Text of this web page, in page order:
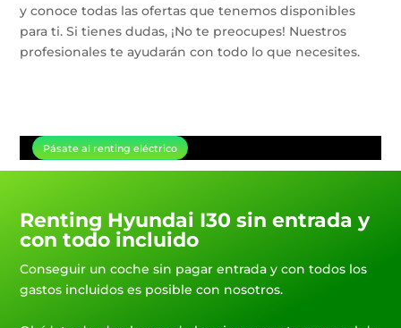
y conoce todas las ofertas que tenemos disponibles
para ti. Si tienes dudas, ¡No te preocupes! Nuestros
profesionales te ayudarán con todo lo que necesites.
Pásate al renting eléctrico
Renting Hyundai I30 sin entrada y
con todo incluido
Conseguir un coche sin pagar entrada y con todos los
gastos incluidos es posible con nosotros.